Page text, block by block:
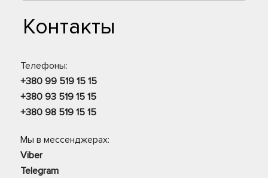
Контакты
Телефоны:
+380 99 519 15 15
+380 93 519 15 15
+380 98 519 15 15
Мы в мессенджерах:
Viber
Telegram